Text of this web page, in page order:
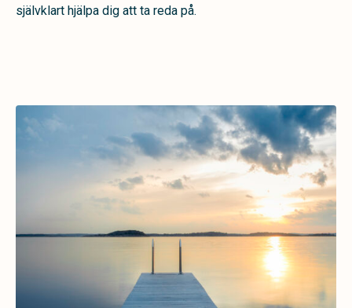
självklart hjälpa dig att ta reda på.